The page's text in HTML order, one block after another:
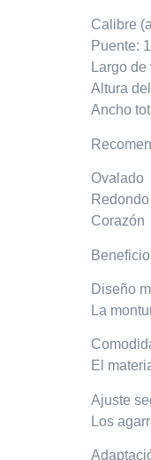
Calibre
Puente:
Largo
Altura
Ancho
Ovalado
Redondo
Corazón
Diseño
La
El
Ajuste
Los